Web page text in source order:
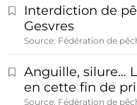
Interdiction de
Gesvres
Source: Fédération de
Anguille, silure…
en cette fin de
Source: Fédération de